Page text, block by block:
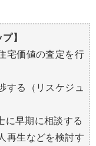
】
宅価値の査定を行
する（リスケジュ
に早期に相談する
再生などを検討す